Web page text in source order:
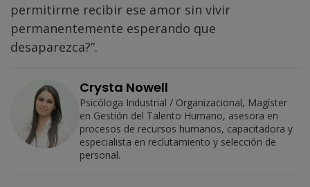
permitirme recibir ese amor sin vivir
permanentemente esperando que
desaparezca?”.
Crysta Nowell
Psicóloga Industrial / Organizacional, Magíster
en Gestión del Talento Humano, asesora en
procesos de recursos humanos, capacitadora y
especialista en reclutamiento y selección de
personal.